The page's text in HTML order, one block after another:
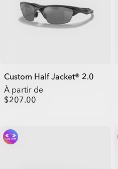
Custom Half Jacket® 2.0
À partir de
$207.00